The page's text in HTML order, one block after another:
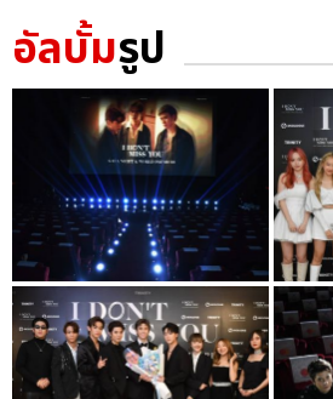
อัลบั้มรูป